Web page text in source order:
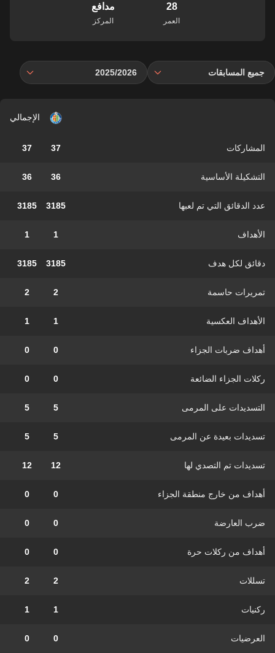
28
العمر
مدافع
المركز
جميع المسابقات 2025/2026
الإجمالي
المشاركات 37
37
التشكيلة الأساسية 36
36
عدد الدقائق التي تم لعبها 3185
3185
الأهداف 1
1
دقائق لكل هدف 3185
3185
تمريرات حاسمة 2
2
الأهداف العكسية 1
1
أهداف ضربات الجزاء 0
0
ركلات الجزاء الضائعة 0
0
التسديدات على المرمى 5
5
تسديدات بعيدة عن المرمى 5
5
تسديدات تم التصدي لها 12
12
أهداف من خارج منطقة الجزاء 0
0
ضرب العارضة 0
0
أهداف من ركلات حرة 0
0
تسللات 2
2
ركنيات 1
1
العرضيات 0
0